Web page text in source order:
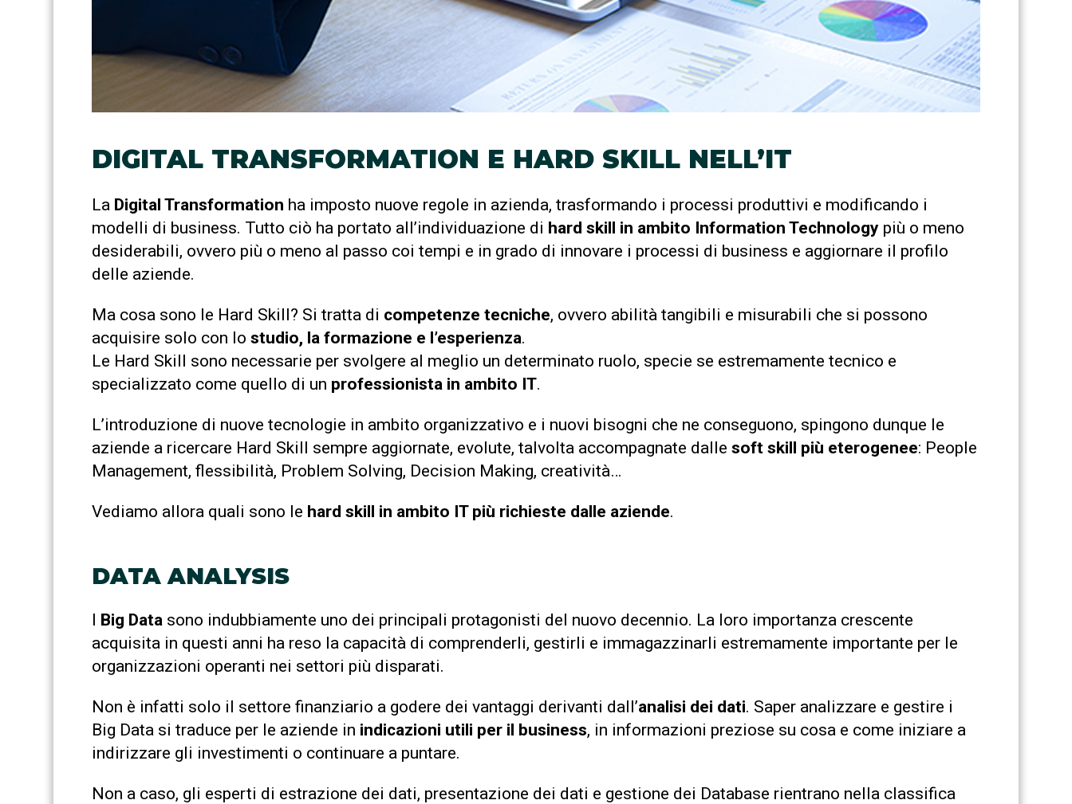
DIGITAL TRANSFORMATION E HARD SKILL NELL’IT
La Digital Transformation ha imposto nuove regole in azienda, trasformando i processi produttivi e modificando i
modelli di business. Tutto ciò ha portato all’individuazione di hard skill in ambito Information Technology più o meno
desiderabili, ovvero più o meno al passo coi tempi e in grado di innovare i processi di business e aggiornare il profilo
delle aziende.
Ma cosa sono le Hard Skill? Si tratta di competenze tecniche, ovvero abilità tangibili e misurabili che si possono
acquisire solo con lo studio, la formazione e l’esperienza.
Le Hard Skill sono necessarie per svolgere al meglio un determinato ruolo, specie se estremamente tecnico e
specializzato come quello di un professionista in ambito IT.
L’introduzione di nuove tecnologie in ambito organizzativo e i nuovi bisogni che ne conseguono, spingono dunque le
aziende a ricercare Hard Skill sempre aggiornate, evolute, talvolta accompagnate dalle soft skill più eterogenee: People
Management, flessibilità, Problem Solving, Decision Making, creatività…
Vediamo allora quali sono le hard skill in ambito IT più richieste dalle aziende.
DATA ANALYSIS
I Big Data sono indubbiamente uno dei principali protagonisti del nuovo decennio. La loro importanza crescente
acquisita in questi anni ha reso la capacità di comprenderli, gestirli e immagazzinarli estremamente importante per le
organizzazioni operanti nei settori più disparati.
Non è infatti solo il settore finanziario a godere dei vantaggi derivanti dall’analisi dei dati. Saper analizzare e gestire i
Big Data si traduce per le aziende in indicazioni utili per il business, in informazioni preziose su cosa e come iniziare a
indirizzare gli investimenti o continuare a puntare.
Non a caso, gli esperti di estrazione dei dati, presentazione dei dati e gestione dei Database rientrano nella classifica